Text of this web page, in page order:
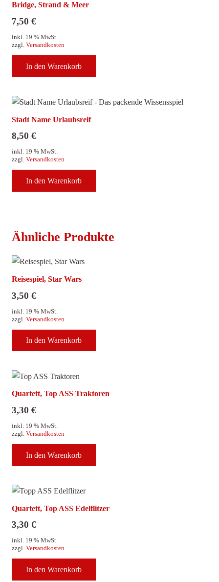
Bridge, Strand & Meer
7,50 €
inkl. 19 % MwSt.
zzgl. Versandkosten
In den Warenkorb
Stadt Name Urlaubsreif
8,50 €
inkl. 19 % MwSt.
zzgl. Versandkosten
In den Warenkorb
Ähnliche Produkte
Reisespiel, Star Wars
3,50 €
inkl. 19 % MwSt.
zzgl. Versandkosten
In den Warenkorb
Quartett, Top ASS Traktoren
3,30 €
inkl. 19 % MwSt.
zzgl. Versandkosten
In den Warenkorb
Quartett, Top ASS Edelflitzer
3,30 €
inkl. 19 % MwSt.
zzgl. Versandkosten
In den Warenkorb